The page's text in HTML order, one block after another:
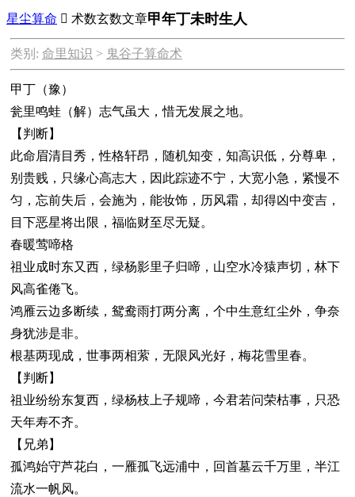
星尘算命  术数玄数文章甲年丁未时生人
类别: 命里知识 > 鬼谷子算命术
甲丁（豫）
瓮里鸣蛙（解）志气虽大，惜无发展之地。
【判断】
此命眉清目秀，性格轩昂，随机知变，知高识低，分尊卑，
别贵贱，只缘心高志大，因此踪迹不宁，大宽小急，紧慢不
匀，忘前失后，会施为，能妆饰，历风霜，却得凶中变吉，
目下恶星将出限，福临财至尽无疑。
春暖莺啼格
祖业成时东又西，绿杨影里子归啼，山空水冷猿声切，林下
风高雀倦飞。
鸿雁云边多断续，鸳鸯雨打两分离，个中生意红尘外，争奈
身犹涉是非。
根基两现成，世事两相萦，无限风光好，梅花雪里春。
【判断】
祖业纷纷东复西，绿杨枝上子规啼，今君若问荣枯事，只恐
天年寿不齐。
【兄弟】
孤鸿始守芦花白，一雁孤飞远浦中，回首墓云千万里，半江
流水一帆风。